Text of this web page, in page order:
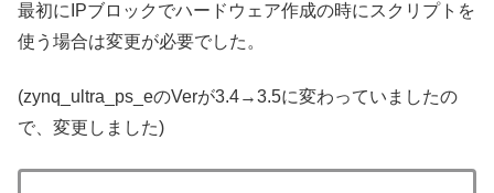
最初にIPブロックでハードウェア作成の時にスクリプトを
使う場合は変更が必要でした。
(zynq_ultra_ps_eのVerが3.4→3.5に変わっていましたの
で、変更しました)